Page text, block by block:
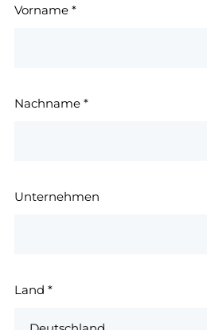
Vorname *
Nachname *
Unternehmen
Land *